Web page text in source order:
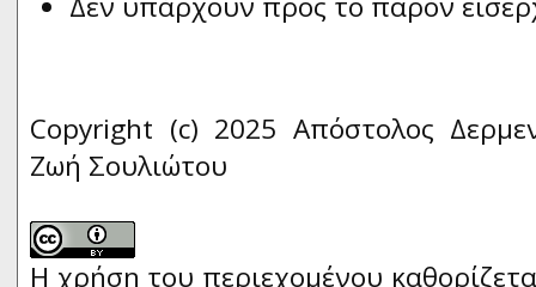
Copyright (c) 2025 Απόστολος
Ζωή Σουλιώτου
Η χρήση του περιεχομένου